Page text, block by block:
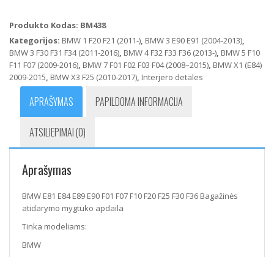
E84
E90
F01
F07
F10
F30
mygtuko
apdaila
Produkto Kodas: BM438
Kategorijos: BMW 1 F20 F21 (2011-), BMW 3 E90 E91 (2004-2013),
BMW 3 F30 F31 F34 (2011-2016), BMW 4 F32 F33 F36 (2013-), BMW 5 F10
F11 F07 (2009-2016), BMW 7 F01 F02 F03 F04 (2008–2015), BMW X1 (E84)
2009-2015, BMW X3 F25 (2010-2017), Interjero detales
APRAŠYMAS PAPILDOMA INFORMACIJA
ATSILIEPIMAI (0)
Aprašymas
BMW E81 E84 E89 E90 F01 F07 F10 F20 F25 F30 F36 Bagažinės
atidarymo mygtuko apdaila
Tinka modeliams:
BMW